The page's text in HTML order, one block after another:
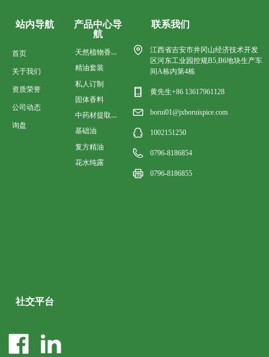
首页
关于我们
资质荣誉
公司动态
询盘
站内导航
天然植物香料油
精油套装
私人订制
固体香料
中药材提取香料油
基础油
复方精油
花水纯露
产品中心导
航
联系我们
江西省吉安市井冈山经济技术开发
区河东工业园控规B5,B6地块生产车
间A栋内第4栋
黄先生+86 13617961128
borui01@jxboruispice.com
1002151250
0796-8186854
0796-8186855
社交平台